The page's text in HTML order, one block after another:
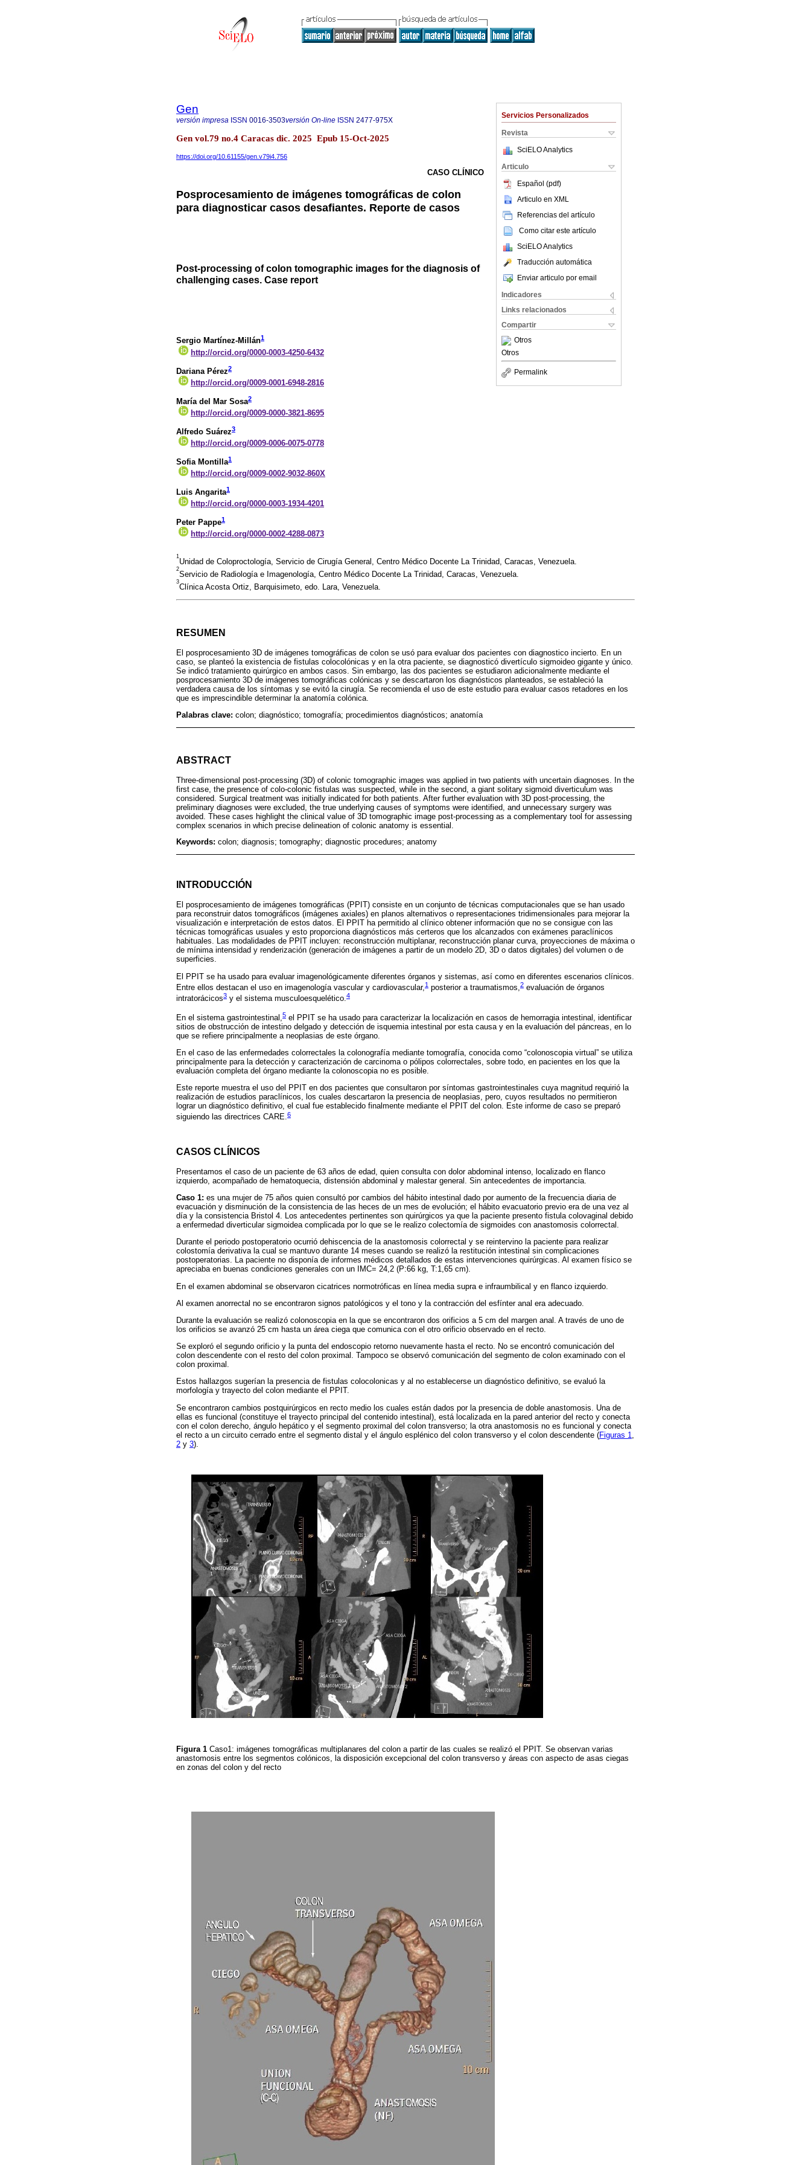
Servicios Personalizados
Revista
SciELO Analytics
Articulo
Español (pdf)
Articulo en XML
Referencias del artículo
Como citar este artículo
SciELO Analytics
Traducción automática
Enviar articulo por email
Indicadores
Links relacionados
Compartir
Otros
Otros
Permalink
Gen
versión impresa ISSN 0016-3503versión On-line ISSN 2477-975X
Gen vol.79 no.4 Caracas dic. 2025 Epub 15-Oct-2025
https://doi.org/10.61155/gen.v79i4.756
CASO CLÍNICO
Posprocesamiento de imágenes tomográficas de colon
para diagnosticar casos desafiantes. Reporte de casos
Post-processing of colon tomographic images for the diagnosis of
challenging cases. Case report
Sergio Martínez-Millán1
http://orcid.org/0000-0003-4250-6432
Dariana Pérez2
http://orcid.org/0009-0001-6948-2816
María del Mar Sosa2
http://orcid.org/0009-0000-3821-8695
Alfredo Suárez3
http://orcid.org/0009-0006-0075-0778
Sofia Montilla1
http://orcid.org/0009-0002-9032-860X
Luis Angarita1
http://orcid.org/0000-0003-1934-4201
Peter Pappe1
http://orcid.org/0000-0002-4288-0873
1
Unidad de Coloproctología, Servicio de Cirugía General, Centro Médico Docente La Trinidad, Caracas, Venezuela.
2
Servicio de Radiología e Imagenología, Centro Médico Docente La Trinidad, Caracas, Venezuela.
3
Clínica Acosta Ortiz, Barquisimeto, edo. Lara, Venezuela.
RESUMEN
El posprocesamiento 3D de imágenes tomográficas de colon se usó para evaluar dos pacientes con diagnostico incierto. En un
caso, se planteó la existencia de fistulas colocolónicas y en la otra paciente, se diagnosticó divertículo sigmoideo gigante y único.
Se indicó tratamiento quirúrgico en ambos casos. Sin embargo, las dos pacientes se estudiaron adicionalmente mediante el
posprocesamiento 3D de imágenes tomográficas colónicas y se descartaron los diagnósticos planteados, se estableció la
verdadera causa de los síntomas y se evitó la cirugía. Se recomienda el uso de este estudio para evaluar casos retadores en los
que es imprescindible determinar la anatomía colónica.
Palabras clave: colon; diagnóstico; tomografía; procedimientos diagnósticos; anatomía
ABSTRACT
Three-dimensional post-processing (3D) of colonic tomographic images was applied in two patients with uncertain diagnoses. In the
first case, the presence of colo-colonic fistulas was suspected, while in the second, a giant solitary sigmoid diverticulum was
considered. Surgical treatment was initially indicated for both patients. After further evaluation with 3D post-processing, the
preliminary diagnoses were excluded, the true underlying causes of symptoms were identified, and unnecessary surgery was
avoided. These cases highlight the clinical value of 3D tomographic image post-processing as a complementary tool for assessing
complex scenarios in which precise delineation of colonic anatomy is essential.
Keywords: colon; diagnosis; tomography; diagnostic procedures; anatomy
INTRODUCCIÓN
El posprocesamiento de imágenes tomográficas (PPIT) consiste en un conjunto de técnicas computacionales que se han usado
para reconstruir datos tomográficos (imágenes axiales) en planos alternativos o representaciones tridimensionales para mejorar la
visualización e interpretación de estos datos. El PPIT ha permitido al clínico obtener información que no se consigue con las
técnicas tomográficas usuales y esto proporciona diagnósticos más certeros que los alcanzados con exámenes paraclínicos
habituales. Las modalidades de PPIT incluyen: reconstrucción multiplanar, reconstrucción planar curva, proyecciones de máxima o
de mínima intensidad y renderización (generación de imágenes a partir de un modelo 2D, 3D o datos digitales) del volumen o de
superficies.
El PPIT se ha usado para evaluar imagenológicamente diferentes órganos y sistemas, así como en diferentes escenarios clínicos.
Entre ellos destacan el uso en imagenología vascular y cardiovascular,1 posterior a traumatismos,2 evaluación de órganos
intratorácicos3 y el sistema musculoesquelético.4
En el sistema gastrointestinal, 5 el PPIT se ha usado para caracterizar la localización en casos de hemorragia intestinal, identificar
sitios de obstrucción de intestino delgado y detección de isquemia intestinal por esta causa y en la evaluación del páncreas, en lo
que se refiere principalmente a neoplasias de este órgano.
En el caso de las enfermedades colorrectales la colonografía mediante tomografía, conocida como “colonoscopia virtual” se utiliza
principalmente para la detección y caracterización de carcinoma o pólipos colorrectales, sobre todo, en pacientes en los que la
evaluación completa del órgano mediante la colonoscopia no es posible.
Este reporte muestra el uso del PPIT en dos pacientes que consultaron por síntomas gastrointestinales cuya magnitud requirió la
realización de estudios paraclínicos, los cuales descartaron la presencia de neoplasias, pero, cuyos resultados no permitieron
lograr un diagnóstico definitivo, el cual fue establecido finalmente mediante el PPIT del colon. Este informe de caso se preparó
siguiendo las directrices CARE.6
CASOS CLÍNICOS
Presentamos el caso de un paciente de 63 años de edad, quien consulta con dolor abdominal intenso, localizado en flanco
izquierdo, acompañado de hematoquecia, distensión abdominal y malestar general. Sin antecedentes de importancia.
Caso 1: es una mujer de 75 años quien consultó por cambios del hábito intestinal dado por aumento de la frecuencia diaria de
evacuación y disminución de la consistencia de las heces de un mes de evolución; el hábito evacuatorio previo era de una vez al
día y la consistencia Bristol 4. Los antecedentes pertinentes son quirúrgicos ya que la paciente presento fistula colovaginal debido
a enfermedad diverticular sigmoidea complicada por lo que se le realizo colectomía de sigmoides con anastomosis colorrectal.
Durante el periodo postoperatorio ocurrió dehiscencia de la anastomosis colorrectal y se reintervino la paciente para realizar
colostomía derivativa la cual se mantuvo durante 14 meses cuando se realizó la restitución intestinal sin complicaciones
postoperatorias. La paciente no disponía de informes médicos detallados de estas intervenciones quirúrgicas. Al examen físico se
apreciaba en buenas condiciones generales con un IMC= 24,2 (P:66 kg, T:1,65 cm).
En el examen abdominal se observaron cicatrices normotróficas en línea media supra e infraumbilical y en flanco izquierdo.
Al examen anorrectal no se encontraron signos patológicos y el tono y la contracción del esfínter anal era adecuado.
Durante la evaluación se realizó colonoscopia en la que se encontraron dos orificios a 5 cm del margen anal. A través de uno de
los orificios se avanzó 25 cm hasta un área ciega que comunica con el otro orificio observado en el recto.
Se exploró el segundo orificio y la punta del endoscopio retorno nuevamente hasta el recto. No se encontró comunicación del
colon descendente con el resto del colon proximal. Tampoco se observó comunicación del segmento de colon examinado con el
colon proximal.
Estos hallazgos sugerían la presencia de fistulas colocolonicas y al no establecerse un diagnóstico definitivo, se evaluó la
morfología y trayecto del colon mediante el PPIT.
Se encontraron cambios postquirúrgicos en recto medio los cuales están dados por la presencia de doble anastomosis. Una de
ellas es funcional (constituye el trayecto principal del contenido intestinal), está localizada en la pared anterior del recto y conecta
con el colon derecho, ángulo hepático y el segmento proximal del colon transverso; la otra anastomosis no es funcional y conecta
el recto a un circuito cerrado entre el segmento distal y el ángulo esplénico del colon transverso y el colon descendente (Figuras 1
2 y 3).
Figura 1 Caso1: imágenes tomográficas multiplanares del colon a partir de las cuales se realizó el PPIT. Se observan varias
anastomosis entre los segmentos colónicos, la disposición excepcional del colon transverso y áreas con aspecto de asas ciegas
en zonas del colon y del recto